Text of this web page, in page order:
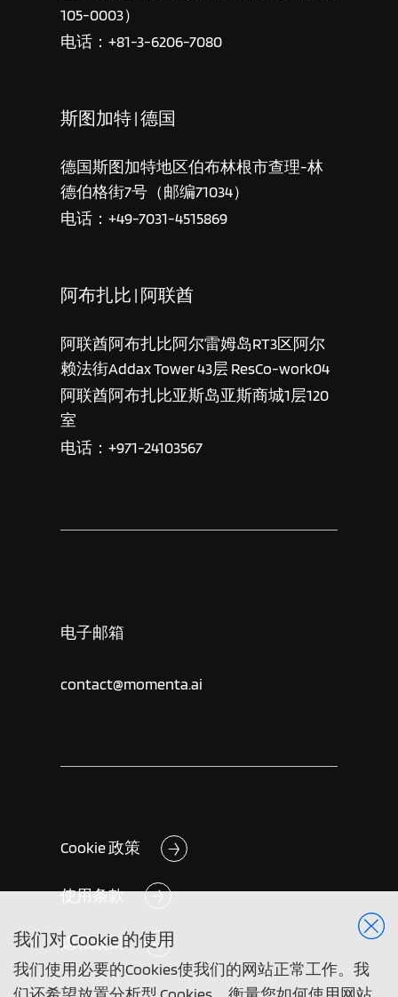
我们对 Cookie 的使用
我们使用必要的Cookies使我们的网站正常工作。我
105-0003）
电话：+81-3-6206-7080
斯图加特 | 德国
德国斯图加特地区伯布林根市查理-林
德伯格街7号（邮编71034）
电话：+49-7031-4515869
阿布扎比 | 阿联酋
阿联酋阿布扎比阿尔雷姆岛RT3区阿尔
赖法街Addax Tower 43层 ResCo-work04
阿联酋阿布扎比亚斯岛亚斯商城1层120
室
电话：+971-24103567
电子邮箱
contact@momenta.ai
Cookie 政策
使用条款
隐私政策